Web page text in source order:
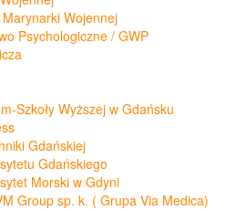
Wojennej
Psychologiczne / GWP
Szkoły Wyższej w Gdańsku
Gdańskiej
Gdańskiego
Morski w Gdyni
Group sp. k. ( Grupa Via Medica)